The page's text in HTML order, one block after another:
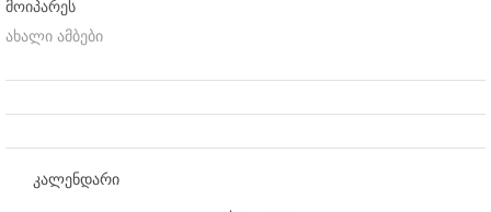
მოიპარეს
ახალი ამბები
კალენდარი